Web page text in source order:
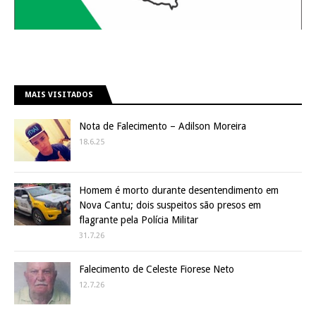
MAIS VISITADOS
Nota de Falecimento – Adilson Moreira
18.6.25
Homem é morto durante desentendimento em
Nova Cantu; dois suspeitos são presos em
flagrante pela Polícia Militar
31.7.26
Falecimento de Celeste Fiorese Neto
12.7.26